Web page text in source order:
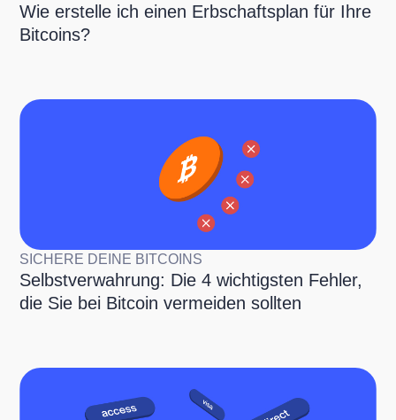
Wie erstelle ich einen Erbschaftsplan für Ihre
Bitcoins?
SICHERE DEINE BITCOINS
Selbstverwahrung: Die 4 wichtigsten Fehler,
die Sie bei Bitcoin vermeiden sollten